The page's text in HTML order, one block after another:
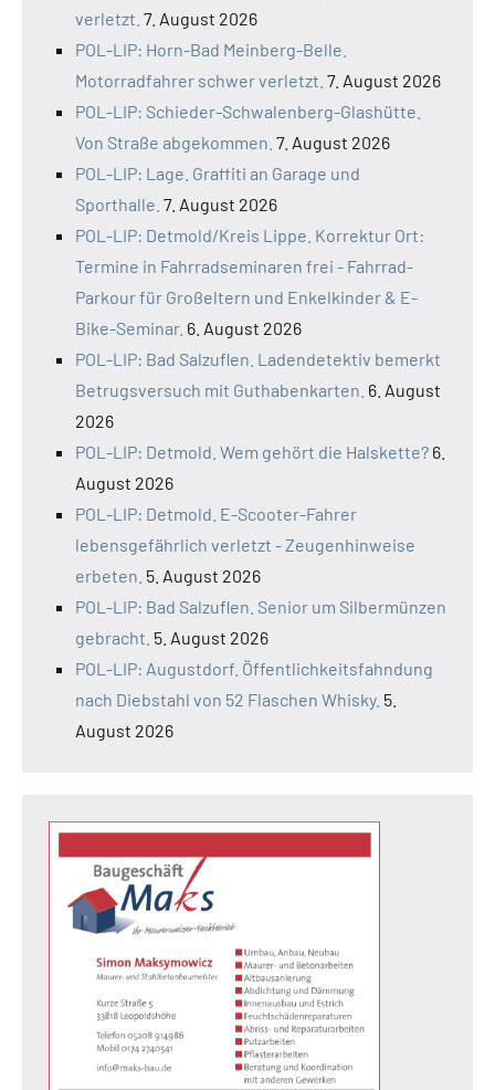
verletzt. 7. August 2026
POL-LIP: Horn-Bad Meinberg-Belle.
Motorradfahrer schwer verletzt. 7. August 2026
POL-LIP: Schieder-Schwalenberg-Glashütte.
Von Straße abgekommen. 7. August 2026
POL-LIP: Lage. Graffiti an Garage und
Sporthalle. 7. August 2026
POL-LIP: Detmold/Kreis Lippe. Korrektur Ort:
Termine in Fahrradseminaren frei - Fahrrad-
Parkour für Großeltern und Enkelkinder & E-
Bike-Seminar. 6. August 2026
POL-LIP: Bad Salzuflen. Ladendetektiv bemerkt
Betrugsversuch mit Guthabenkarten. 6. August
2026
POL-LIP: Detmold. Wem gehört die Halskette? 6.
August 2026
POL-LIP: Detmold. E-Scooter-Fahrer
lebensgefährlich verletzt - Zeugenhinweise
erbeten. 5. August 2026
POL-LIP: Bad Salzuflen. Senior um Silbermünzen
gebracht. 5. August 2026
POL-LIP: Augustdorf. Öffentlichkeitsfahndung
nach Diebstahl von 52 Flaschen Whisky. 5.
August 2026